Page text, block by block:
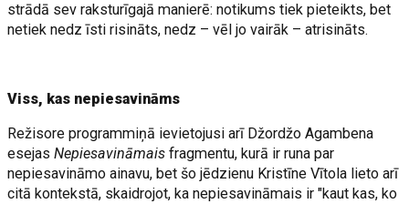
strādā sev raksturīgajā manierē: notikums tiek pieteikts, bet
netiek nedz īsti risināts, nedz – vēl jo vairāk – atrisināts.
Viss, kas nepiesavināms
Režisore programmiņā ievietojusi arī Džordžo Agambena
esejasNepiesavināmais fragmentu, kurā ir runa par
nepiesavināmo ainavu, bet šo jēdzienu Kristīne Vītola lieto arī
citā kontekstā, skaidrojot, ka nepiesavināmais ir "kaut kas, ko